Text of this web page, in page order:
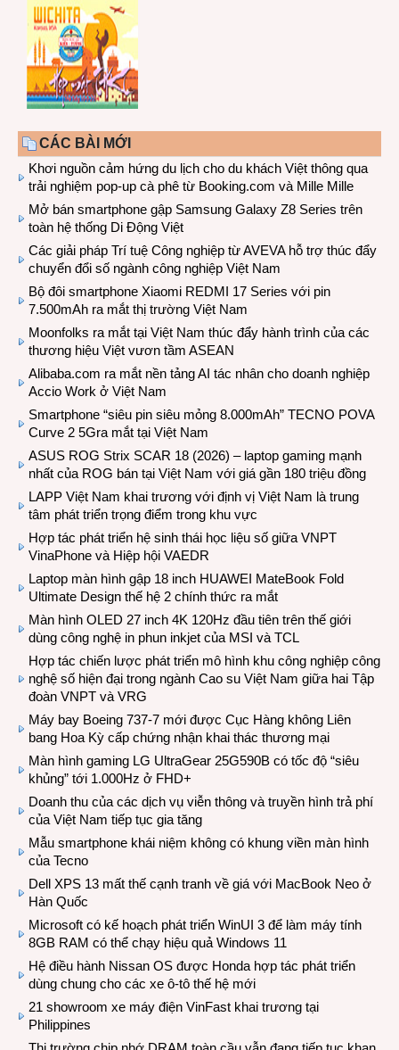
CÁC BÀI MỚI
Khơi nguồn cảm hứng du lịch cho du khách Việt thông qua
trải nghiệm pop-up cà phê từ Booking.com và Mille Mille
Mở bán smartphone gập Samsung Galaxy Z8 Series trên
toàn hệ thống Di Động Việt
Các giải pháp Trí tuệ Công nghiệp từ AVEVA hỗ trợ thúc đẩy
chuyển đổi số ngành công nghiệp Việt Nam
Bộ đôi smartphone Xiaomi REDMI 17 Series với pin
7.500mAh ra mắt thị trường Việt Nam
Moonfolks ra mắt tại Việt Nam thúc đẩy hành trình của các
thương hiệu Việt vươn tầm ASEAN
Alibaba.com ra mắt nền tảng AI tác nhân cho doanh nghiệp
Accio Work ở Việt Nam
Smartphone “siêu pin siêu mỏng 8.000mAh” TECNO POVA
Curve 2 5Gra mắt tại Việt Nam
ASUS ROG Strix SCAR 18 (2026) – laptop gaming mạnh
nhất của ROG bán tại Việt Nam với giá gần 180 triệu đồng
LAPP Việt Nam khai trương với định vị Việt Nam là trung
tâm phát triển trọng điểm trong khu vực
Hợp tác phát triển hệ sinh thái học liệu số giữa VNPT
VinaPhone và Hiệp hội VAEDR
Laptop màn hình gập 18 inch HUAWEI MateBook Fold
Ultimate Design thế hệ 2 chính thức ra mắt
Màn hình OLED 27 inch 4K 120Hz đầu tiên trên thế giới
dùng công nghệ in phun inkjet của MSI và TCL
Hợp tác chiến lược phát triển mô hình khu công nghiệp công
nghệ số hiện đại trong ngành Cao su Việt Nam giữa hai Tập
đoàn VNPT và VRG
Máy bay Boeing 737-7 mới được Cục Hàng không Liên
bang Hoa Kỳ cấp chứng nhận khai thác thương mại
Màn hình gaming LG UltraGear 25G590B có tốc độ “siêu
khủng” tới 1.000Hz ở FHD+
Doanh thu của các dịch vụ viễn thông và truyền hình trả phí
của Việt Nam tiếp tục gia tăng
Mẫu smartphone khái niệm không có khung viền màn hình
của Tecno
Dell XPS 13 mất thế cạnh tranh về giá với MacBook Neo ở
Hàn Quốc
Microsoft có kế hoạch phát triển WinUI 3 để làm máy tính
8GB RAM có thể chạy hiệu quả Windows 11
Hệ điều hành Nissan OS được Honda hợp tác phát triển
dùng chung cho các xe ô-tô thế hệ mới
21 showroom xe máy điện VinFast khai trương tại
Philippines